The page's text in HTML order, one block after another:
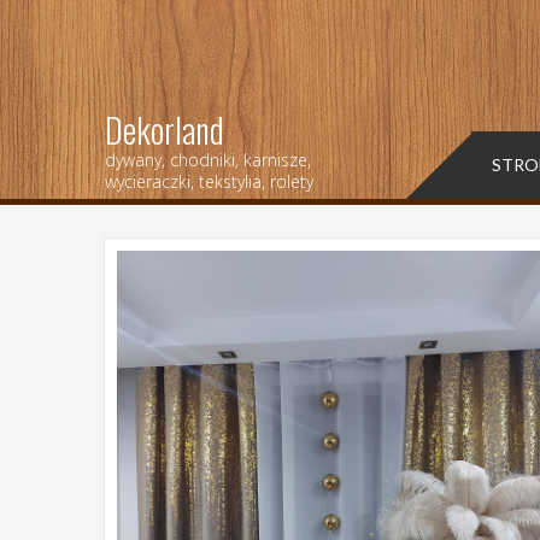
Dekorland
dywany, chodniki, karnisze,
wycieraczki, tekstylia, rolety